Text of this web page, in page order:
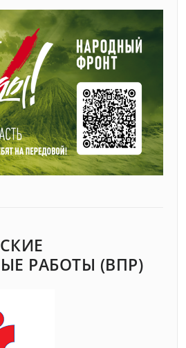
РАБОТЫ (ВПР)